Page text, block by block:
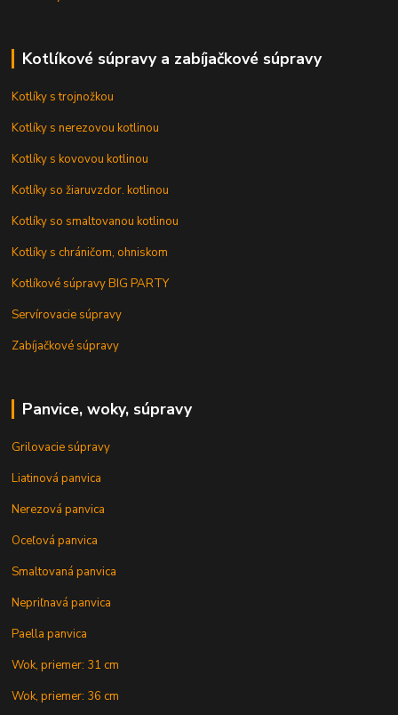
Kotlíkové súpravy a zabíjačkové súpravy
Kotlíky s trojnožkou
Kotlíky s nerezovou kotlinou
Kotlíky s kovovou kotlinou
Kotlíky so žiaruvzdor. kotlinou
Kotlíky so smaltovanou kotlinou
Kotlíky s chráničom, ohniskom
Kotlíkové súpravy BIG PARTY
Servírovacie súpravy
Zabíjačkové súpravy
Panvice, woky, súpravy
Grilovacie súpravy
Liatinová panvica
Nerezová panvica
Oceľová panvica
Smaltovaná panvica
Nepriľnavá panvica
Paella panvica
Wok, priemer: 31 cm
Wok, priemer: 36 cm